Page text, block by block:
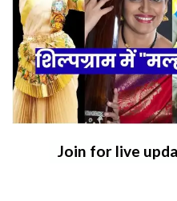
Join for live